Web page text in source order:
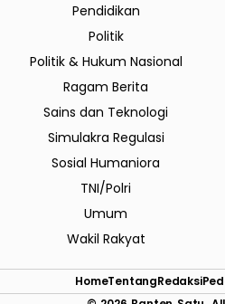
Pendidikan
Politik
Politik & Hukum Nasional
Ragam Berita
Sains dan Teknologi
Simulakra Regulasi
Sosial Humaniora
TNI/Polri
Umum
Wakil Rakyat
HomeTentangRedaksi